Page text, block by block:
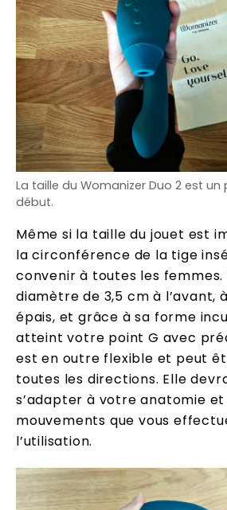
La taille du Womanizer Duo 2 est
début.
Même si la taille du jouet est
la circonférence de la tige
convenir à toutes les
diamètre de 3,5 cm à l’avant,
épais, et grâce à sa forme
atteint votre point G avec
est en outre flexible et peut
toutes les directions. Elle
s’adapter à votre anatomie et
mouvements que vous
l’utilisation.